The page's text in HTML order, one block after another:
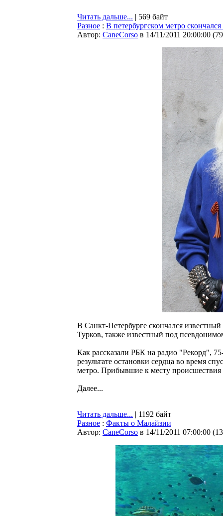
Читать дальше... | 569 байт
Разное : В петербургском метро
Автор: CaneCorso в 14/11/2011 20:00:00 (
В Санкт-Петербурге скончался
Турков, также известный под
Как рассказали РБК на радио "Рекорд",
результате остановки сердца во время
метро. Прибывшие к месту
Далее...
Читать дальше... | 1192 байт
Разное : Факты о Малайзии
Автор: CaneCorso в 14/11/2011 07:00:00 (